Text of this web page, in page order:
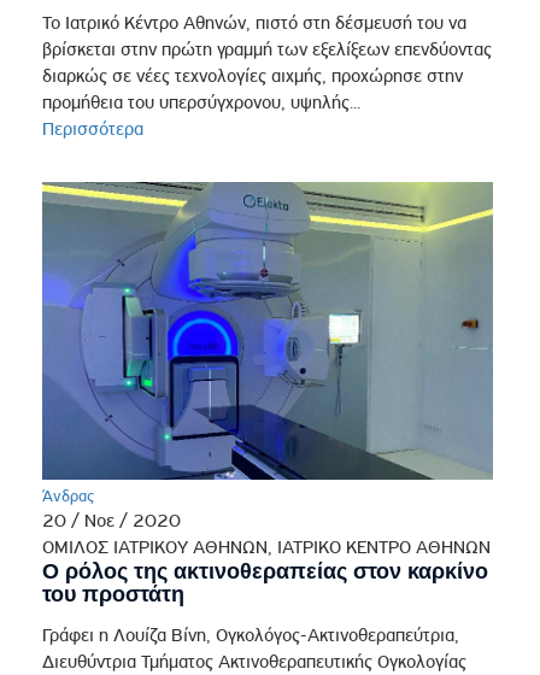
Το Ιατρικό Κέντρο Αθηνών, πιστό στη δέσμευσή του να
βρίσκεται στην πρώτη γραμμή των εξελίξεων επενδύοντας
διαρκώς σε νέες τεχνολογίες αιχμής, προχώρησε στην
προμήθεια του υπερσύγχρονου, υψηλής...
Περισσότερα
Άνδρας
20 / Νοε / 2020
ΟΜΙΛΟΣ ΙΑΤΡΙΚΟΥ ΑΘΗΝΩΝ, ΙΑΤΡΙΚΟ ΚΕΝΤΡΟ ΑΘΗΝΩΝ
Ο ρόλος της ακτινοθεραπείας στον καρκίνο
του προστάτη
Γράφει η Λουίζα Βίνη, Ογκολόγος-Ακτινοθεραπεύτρια,
Διευθύντρια Τμήματος Ακτινοθεραπευτικής Ογκολογίας